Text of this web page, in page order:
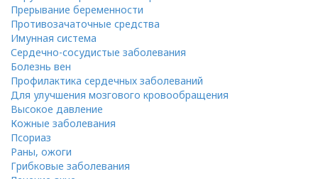
Прерывание беременности
Противозачаточные средства
Имунная система
Сердечно-сосудистые заболевания
Болезнь вен
Профилактика сердечных заболеваний
Для улучшения мозгового кровообращения
Высокое давление
Кожные заболевания
Псориаз
Раны, ожоги
Грибковые заболевания